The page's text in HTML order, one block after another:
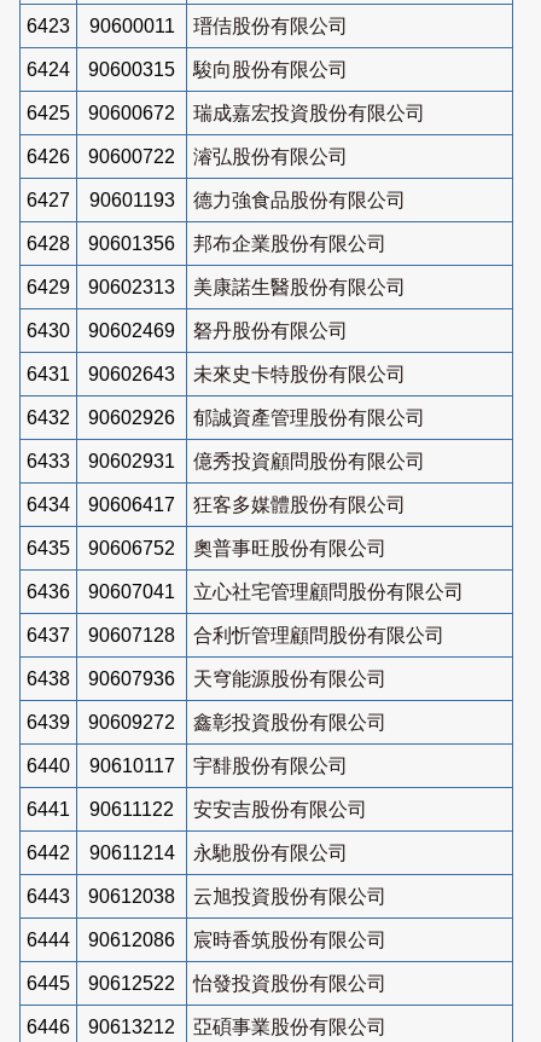
6423 90600011 瑨佶股份有限公司
6424 90600315 駿向股份有限公司
6425 90600672 瑞成嘉宏投資股份有限公司
6426 90600722 濬弘股份有限公司
6427 90601193 德力強食品股份有限公司
6428 90601356 邦布企業股份有限公司
6429 90602313 美康諾生醫股份有限公司
6430 90602469 砮丹股份有限公司
6431 90602643 未來史卡特股份有限公司
6432 90602926 郁誠資產管理股份有限公司
6433 90602931 億秀投資顧問股份有限公司
6434 90606417 狂客多媒體股份有限公司
6435 90606752 奧普事旺股份有限公司
6436 90607041 立心社宅管理顧問股份有限公司
6437 90607128 合利忻管理顧問股份有限公司
6438 90607936 天穹能源股份有限公司
6439 90609272 鑫彰投資股份有限公司
6440 90610117 宇馡股份有限公司
6441 90611122 安安吉股份有限公司
6442 90611214 永馳股份有限公司
6443 90612038 云旭投資股份有限公司
6444 90612086 宸時香筑股份有限公司
6445 90612522 怡發投資股份有限公司
6446 90613212 亞碩事業股份有限公司